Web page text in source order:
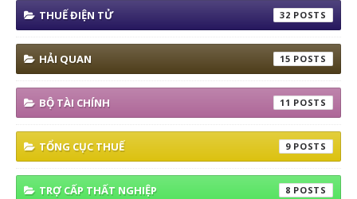
THUẾ ĐIỆN TỬ 32
HẢI QUAN 15
BỘ TÀI CHÍNH 11
TỔNG CỤC THUẾ 9
TRỢ CẤP THẤT NGHIỆP 8